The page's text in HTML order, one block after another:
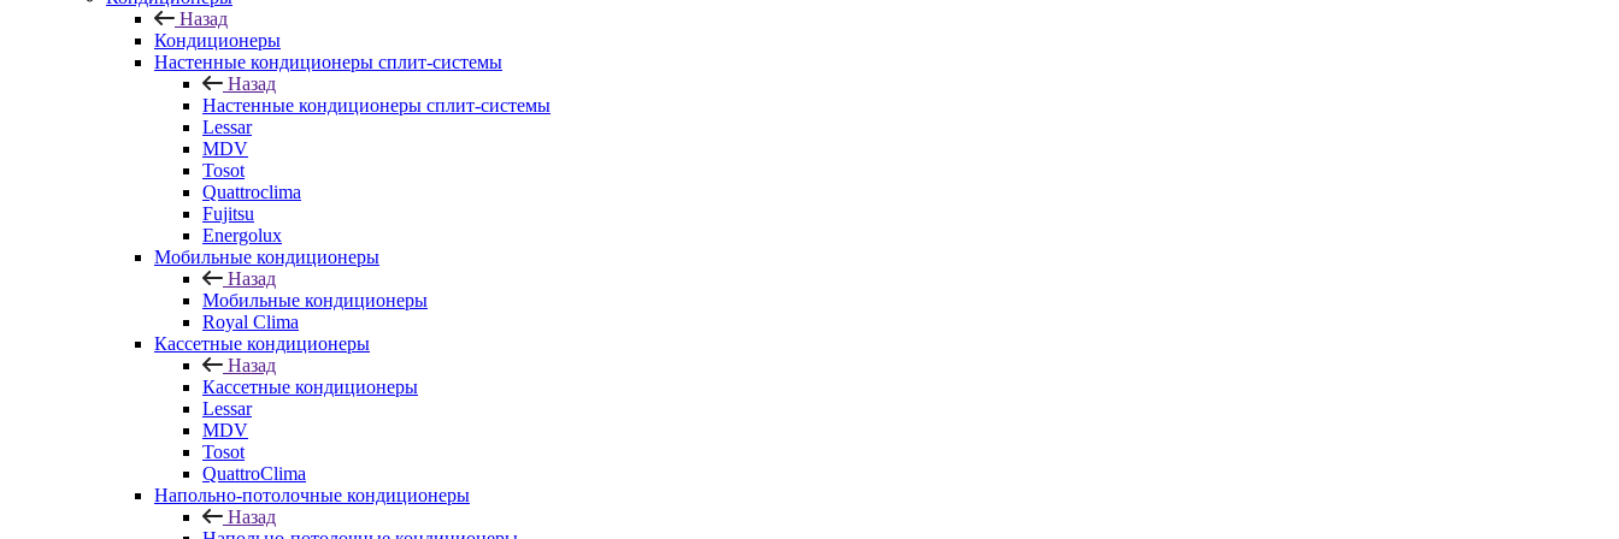
Назад
Кондиционеры
Настенные кондиционеры сплит-системы
Назад
Настенные кондиционеры сплит-системы
Lessar
MDV
Tosot
Quattroclima
Fujitsu
Energolux
Мобильные кондиционеры
Назад
Мобильные кондиционеры
Royal Clima
Кассетные кондиционеры
Назад
Кассетные кондиционеры
Lessar
MDV
Tosot
QuattroClima
Напольно-потолочные кондиционеры
Назад